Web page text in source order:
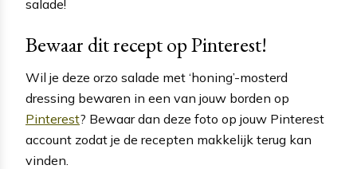
salade!
Bewaar dit recept op Pinterest!
Wil je deze orzo salade met ‘honing’-mosterd
dressing bewaren in een van jouw borden op
Pinterest? Bewaar dan deze foto op jouw Pinterest
account zodat je de recepten makkelijk terug kan
vinden.